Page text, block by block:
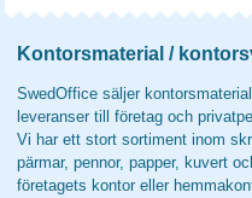
Kontorsmaterial /
SwedOffice säljer
leveranser till företag och
Vi har ett stort sortiment inom
pärmar, pennor, papper, kuvert
företagets kontor eller